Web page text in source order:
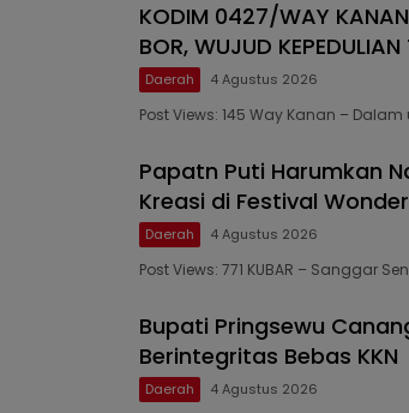
KODIM 0427/WAY
BOR, WUJUD
Daerah 4 Agustus 2026
Post Views: 145 Way Kanan –
Papatn Puti Harumkan
Kreasi di Festival
Daerah 4 Agustus 2026
Post Views: 771 KUBAR – Sanggar
Bupati Pringsewu
Berintegritas Bebas KKN
Daerah 4 Agustus 2026